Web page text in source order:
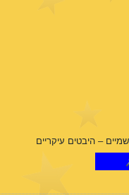
– היבטים עיקריים